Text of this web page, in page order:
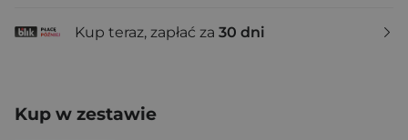
Kup teraz, zapłać za 30 dni
Kup w zestawie